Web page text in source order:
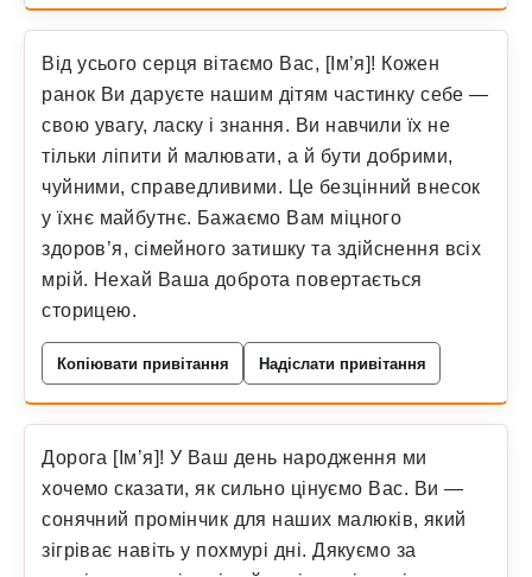
Від усього серця вітаємо Вас, [Ім’я]! Кожен
ранок Ви даруєте нашим дітям частинку себе —
свою увагу, ласку і знання. Ви навчили їх не
тільки ліпити й малювати, а й бути добрими,
чуйними, справедливими. Це безцінний внесок
у їхнє майбутнє. Бажаємо Вам міцного
здоров’я, сімейного затишку та здійснення всіх
мрій. Нехай Ваша доброта повертається
сторицею.
Копіювати привітання Надіслати привітання
Дорога [Ім’я]! У Ваш день народження ми
хочемо сказати, як сильно цінуємо Вас. Ви —
сонячний промінчик для наших малюків, який
зігріває навіть у похмурі дні. Дякуємо за